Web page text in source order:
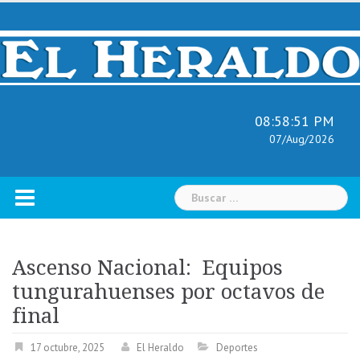
Skip
content
08:58:52 PM
07/Aug/2026
Buscar:
Ascenso Nacional: Equipos
tungurahuenses por octavos de
final
17 octubre, 2025 El Heraldo Deportes